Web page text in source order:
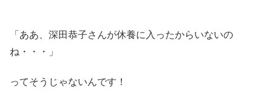
「ああ、深田恭子さんが休養に入ったからいないの
ね・・・」
ってそうじゃないんです！